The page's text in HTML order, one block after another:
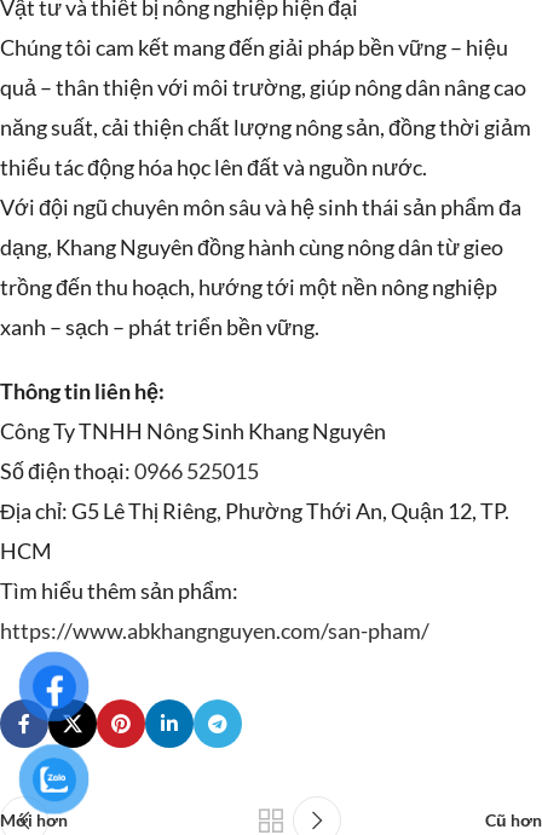
Vật tư và thiết bị nông nghiệp hiện đại
Chúng tôi cam kết mang đến giải pháp bền vững – hiệu
quả – thân thiện với môi trường, giúp nông dân nâng cao
năng suất, cải thiện chất lượng nông sản, đồng thời giảm
thiểu tác động hóa học lên đất và nguồn nước.
Với đội ngũ chuyên môn sâu và hệ sinh thái sản phẩm đa
dạng, Khang Nguyên đồng hành cùng nông dân từ gieo
trồng đến thu hoạch, hướng tới một nền nông nghiệp
xanh – sạch – phát triển bền vững.
Thông tin liên hệ:
Công Ty TNHH Nông Sinh Khang Nguyên
Số điện thoại:0966 525015
Địa chỉ: G5 Lê Thị Riêng, Phường Thới An, Quận 12, TP.
HCM
Tìm hiểu thêm sản phẩm:
https://www.abkhangnguyen.com/san-pham/
Mới hơn Cũ hơn